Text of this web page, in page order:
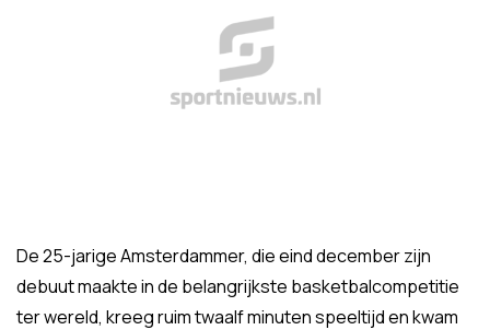
De 25-jarige Amsterdammer, die eind december zijn
debuut maakte in de belangrijkste basketbalcompetitie
ter wereld, kreeg ruim twaalf minuten speeltijd en kwam